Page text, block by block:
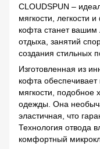
CLOUDSPUN –
мягкости, легкости
кофта станет
отдыха, занятий
создания стильных
Изготовленная из
кофта
мягкости, подобное
одежды. Она
эластичная, что
Технология отвода
комфортный